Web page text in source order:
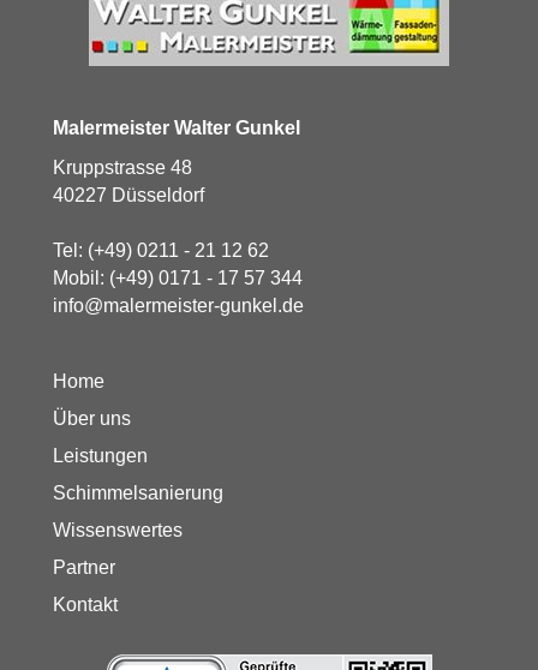
Malermeister Walter Gunkel
Kruppstrasse 48
40227 Düsseldorf
Tel: (+49) 0211 - 21 12 62
Mobil: (+49) 0171 - 17 57 344
info@malermeister-gunkel.de
Home
Über uns
Leistungen
Schimmelsanierung
Wissenswertes
Partner
Kontakt